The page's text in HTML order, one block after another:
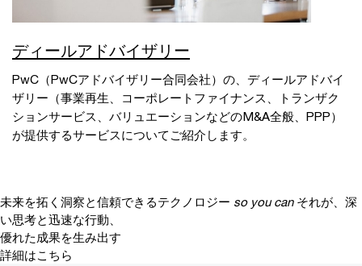
ディールアドバイザリー
PwC（PwCアドバイザリー合同会社）の、ディールアドバイ
ザリー（事業再生、コーポレートファイナンス、トランザク
ションサービス、バリュエーションなどのM&A全般、PPP）
が提供するサービスについてご紹介します。
未来を拓く洞察と信頼できるテクノロジー so you can それが、深
い思考と迅速な行動、
優れた成果を生み出す
詳細はこちら